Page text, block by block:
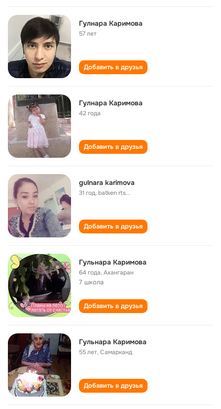
Гулнара Каримова
57 лет
Добавить в друзья
Гулнара Каримова
42 года
Добавить в друзья
gulnara karimova
31 год,batken rts...
Добавить в друзья
Гульнара Каримова
64 года,Ахангаран
7 школа
Добавить в друзья
Гульнара Каримова
55 лет,Самарканд
Добавить в друзья